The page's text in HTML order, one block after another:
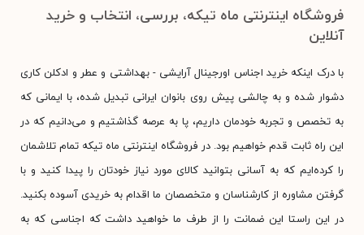
فروشگاه اینترنتی ماه تیکه، بررسی، انتخاب و خرید
آنلاین
با درک اینکه خرید اجناس اورجینال آرایشی - بهداشتی و عطر و ادکلن کاری
دشوار شده و به چالشی پیش روی بانوان ایرانی تبدیل شده، با ایمانی که
به تخصص و تجربه خودمان داریم، پا به عرصه گذاشتیم و می‌دانیم که در
این راه ثابت قدم خواهیم بود. در فروشگاه اینترنتی ماه تیکه تمام تلاشمان
را کرده‌ایم که به آسانی بتوانید کالای مورد نیاز خودتان را پیدا کنید و با
گرفتن مشاوره از کارشناسان و متخصصان ما اقدام به خریدی آسوده بکنید.
در این راستا این ضمانت را از طرف ما خواهید داشت که اجناسی که به